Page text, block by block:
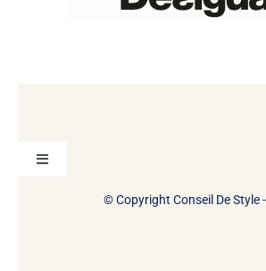
© Copyright Conseil De Style
Toggle